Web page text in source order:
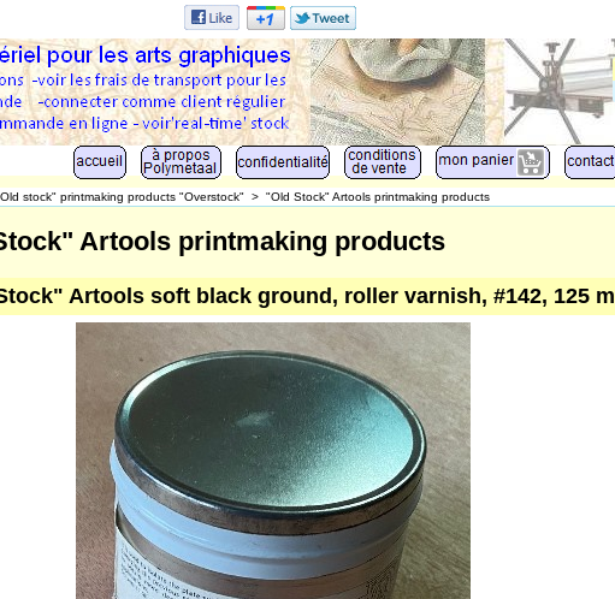
stock" printmaking products "Overstock" > "Old Stock" Artools printmaking products
Artools printmaking products
Artools soft black ground, roller varnish, #142, 125 ml